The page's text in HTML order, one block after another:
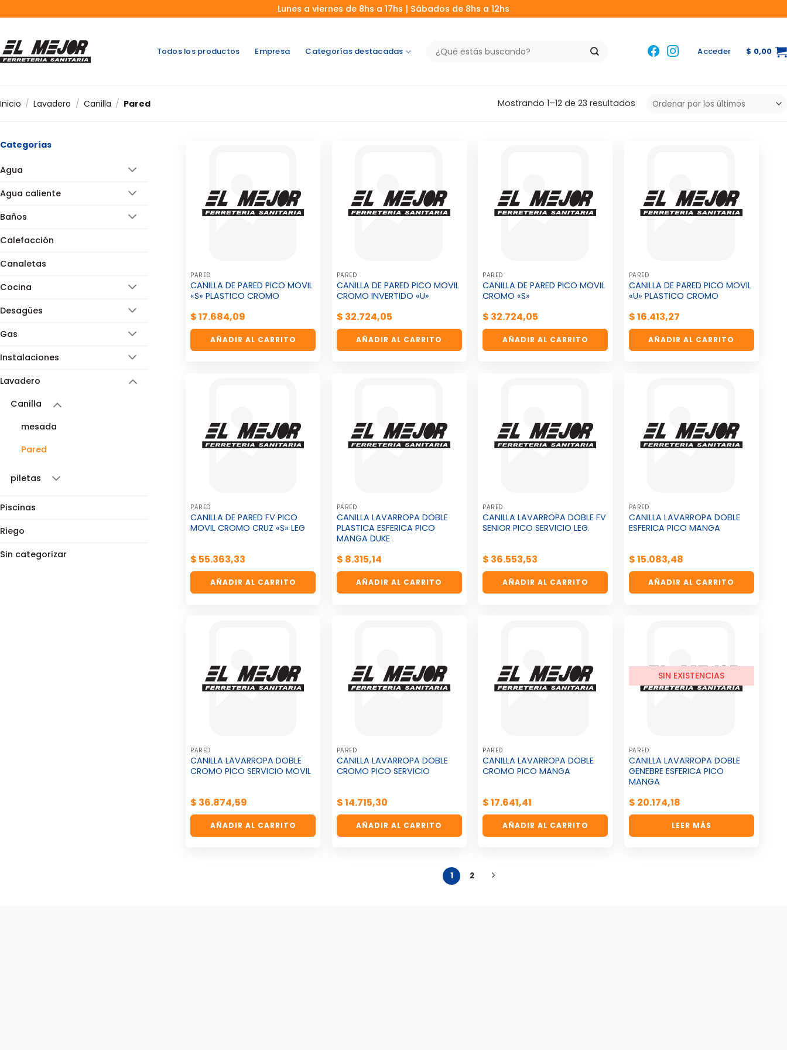
al
Lunes a viernes de 8hs a 17hs | Sábados de 8hs a 12hs
Todos los productos Empresa Categorías destacadas
Buscar
por:
Acceder $ 0,00
Inicio / Lavadero / Canilla / Pared Mostrando 1–12 de 23 resultados Ordenado
Categorías
Agua
Agua caliente
Baños
Calefacción
Canaletas
Cocina
Desagües
Gas
Instalaciones
Lavadero
Canilla
mesada
Pared
piletas
Piscinas
Riego
Sin categorizar
PARED
CANILLA DE PARED PICO MOVIL
«S» PLASTICO CROMO
$17.684,09
AÑADIR AL CARRITO
PARED
CANILLA DE PARED PICO MOVIL
CROMO INVERTIDO «U»
$ 32.724,05
AÑADIR AL CARRITO
PARED
CANILLA DE PARED PICO MOVIL
CROMO «S»
$ 32.724,05
AÑADIR AL CARRITO
PARED
CANILLA DE PARED PICO MOVIL
«U» PLASTICO CROMO
$16.413,27
AÑADIR AL CARRITO
PARED
CANILLA DE PARED FV PICO
MOVIL CROMO CRUZ «S» LEG
$ 55.363,33
AÑADIR AL CARRITO
PARED
CANILLA LAVARROPA DOBLE
PLASTICA ESFERICA PICO
MANGA DUKE
$ 8.315,14
AÑADIR AL CARRITO
PARED
CANILLA LAVARROPA DOBLE FV
SENIOR PICO SERVICIO LEG.
$ 36.553,53
AÑADIR AL CARRITO
PARED
CANILLA LAVARROPA DOBLE
ESFERICA PICO MANGA
$15.083,48
AÑADIR AL CARRITO
PARED
CANILLA LAVARROPA DOBLE
CROMO PICO SERVICIO MOVIL
$ 36.874,59
AÑADIR AL CARRITO
PARED
CANILLA LAVARROPA DOBLE
CROMO PICO SERVICIO
$14.715,30
AÑADIR AL CARRITO
PARED
CANILLA LAVARROPA DOBLE
CROMO PICO MANGA
$17.641,41
AÑADIR AL CARRITO
SIN EXISTENCIAS
PARED
CANILLA LAVARROPA DOBLE
GENEBRE ESFERICA PICO
MANGA
$ 20.174,18
LEER MÁS
1 2